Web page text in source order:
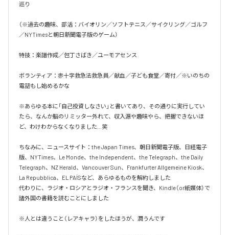
巡り
（※過去の趣味、部活：バイオリン／ソフトテニス／サイクリング／ゴルフ
／NYTimesと朝日新聞電子版のゲーム）
特技：楽譜作成／包丁さばき／ユーモアセンス
ボランティア：赤十字救急法救急員／献血／子ども食堂／寄付／※いのちの
電話もし始めるかな
※あらゆる本に「自己投資しなさい」と書いてあり、その通りに実行してい
たら、なんか脳のリミッター外れて、収入源や趣味やら、把握できないほ
ど、わけわからなくなりました…笑
ちなみに、ニュースサイト：the Japan Times、朝日新聞電子版、日経電子
版、NYTimes、Le Monde、the Independent、the Telegraph、the Daily
Telegraph、NZ Herald、Vancouver Sun、Frankfurter Allgemeine Kiosk、
La Repubblica、EL PAÍSなど、あらゆるものを解約しました
代わりに、ラジオ・ロシアとラジオ・フランスを聞き、Kindle（or紙媒体）で
諸外国の書籍を読むことにしました
※人とは違うこと（レアキャラ）をしたほうが、潤うんです